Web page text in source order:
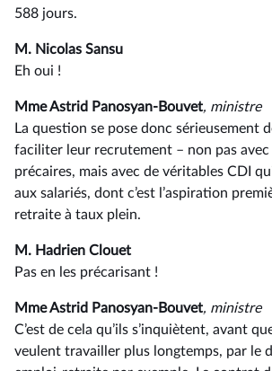
588 jours.
M. Nicolas Sansu
Eh oui !
Mme Astrid Panosyan-Bouvet, ministre
La question se pose donc sérieusement
faciliter leur recrutement –⁠ non pas
précaires, mais avec de véritables CDI
aux salariés, dont c’est l’aspiration
retraite à taux plein.
M. Hadrien Clouet
Pas en les précarisant !
Mme Astrid Panosyan-Bouvet, ministre
C’est de cela qu’ils s’inquiètent, avant
veulent travailler plus longtemps, par le